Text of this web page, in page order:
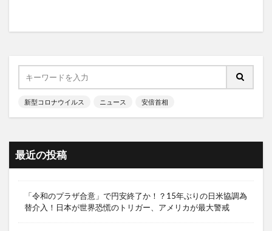
新型コロナウイルス ニュース 安倍首相
最近の投稿
「令和のプラザ合意」で円安終了か！？15年ぶりの日米協調為
替介入！日本が世界恐慌のトリガー、アメリカが最大警戒